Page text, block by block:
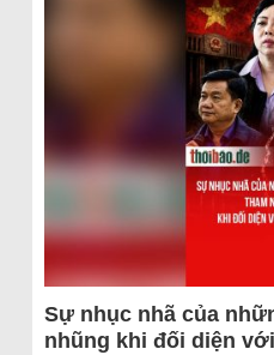
Sự nhục nhã của
nhũng khi đối diện